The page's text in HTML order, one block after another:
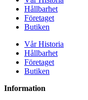
Hållbarhet
Företaget
Butiken
Vår Historia
Hållbarhet
Företaget
Butiken
Information